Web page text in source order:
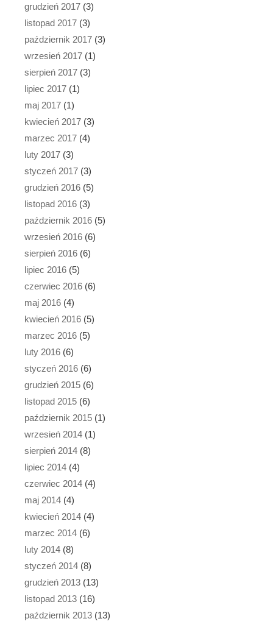
grudzień 2017 (3)
listopad 2017 (3)
październik 2017 (3)
wrzesień 2017 (1)
sierpień 2017 (3)
lipiec 2017 (1)
maj 2017 (1)
kwiecień 2017 (3)
marzec 2017 (4)
luty 2017 (3)
styczeń 2017 (3)
grudzień 2016 (5)
listopad 2016 (3)
październik 2016 (5)
wrzesień 2016 (6)
sierpień 2016 (6)
lipiec 2016 (5)
czerwiec 2016 (6)
maj 2016 (4)
kwiecień 2016 (5)
marzec 2016 (5)
luty 2016 (6)
styczeń 2016 (6)
grudzień 2015 (6)
listopad 2015 (6)
październik 2015 (1)
wrzesień 2014 (1)
sierpień 2014 (8)
lipiec 2014 (4)
czerwiec 2014 (4)
maj 2014 (4)
kwiecień 2014 (4)
marzec 2014 (6)
luty 2014 (8)
styczeń 2014 (8)
grudzień 2013 (13)
listopad 2013 (16)
październik 2013 (13)